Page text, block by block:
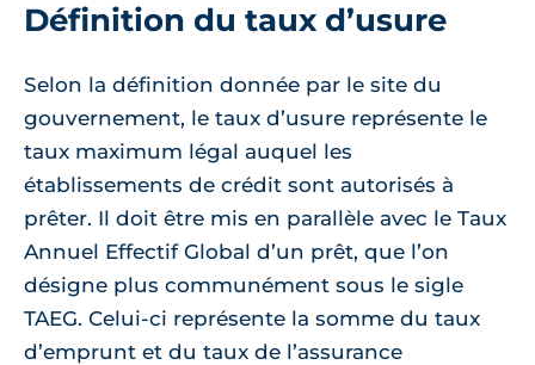
Définition du taux d’usure
Selon la définition donnée par le site du
gouvernement, le taux d’usure représente le
taux maximum légal auquel les
établissements de crédit sont autorisés à
prêter. Il doit être mis en parallèle avec le Taux
Annuel Effectif Global d’un prêt, que l’on
désigne plus communément sous le sigle
TAEG. Celui-ci représente la somme du taux
d’emprunt et du taux de l’assurance